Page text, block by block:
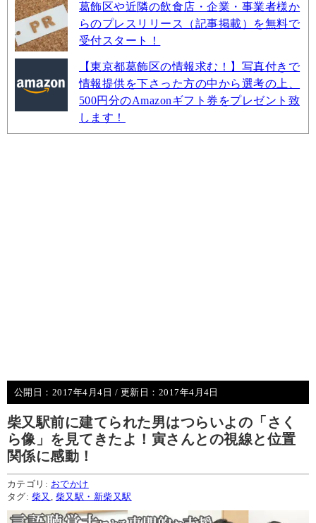
葛飾区や近隣の飲食店・企業・事業者様か
らのプレスリリース（記事掲載）を無料で
受付スタート！
【東京都葛飾区の情報求む！】写真付きで
情報提供を下さった方の中から選考の上、
500円分のAmazonギフト券をプレゼント致
します！
公開日： 2017年4月4日 / 更新日： 2017年4月4日
柴又駅前に建てられた男はつらいよの「さく
ら像」を見てきたよ！寅さんとの視線と位置
関係に感動！
カテゴリ: おでかけ
タグ: 柴又 柴又駅・新柴又駅